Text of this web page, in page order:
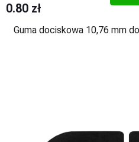
0.80 zł
Guma dociskowa 10,76 mm